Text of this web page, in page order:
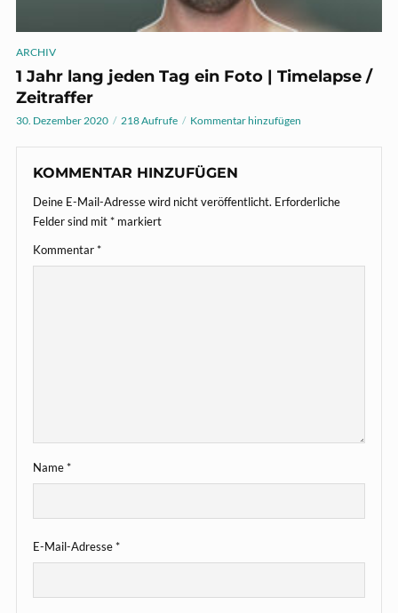
ARCHIV
1 Jahr lang jeden Tag ein Foto | Timelapse /
Zeitraffer
30. Dezember 2020 218 Aufrufe Kommentar hinzufügen
KOMMENTAR HINZUFÜGEN
Deine E-Mail-Adresse wird nicht veröffentlicht. Erforderliche
Felder sind mit* markiert
Kommentar*
Name*
E-Mail-Adresse*